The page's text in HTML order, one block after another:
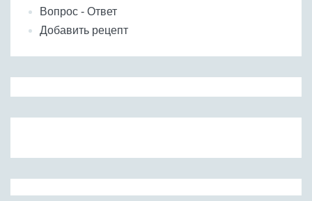
Вопрос - Ответ
Добавить рецепт